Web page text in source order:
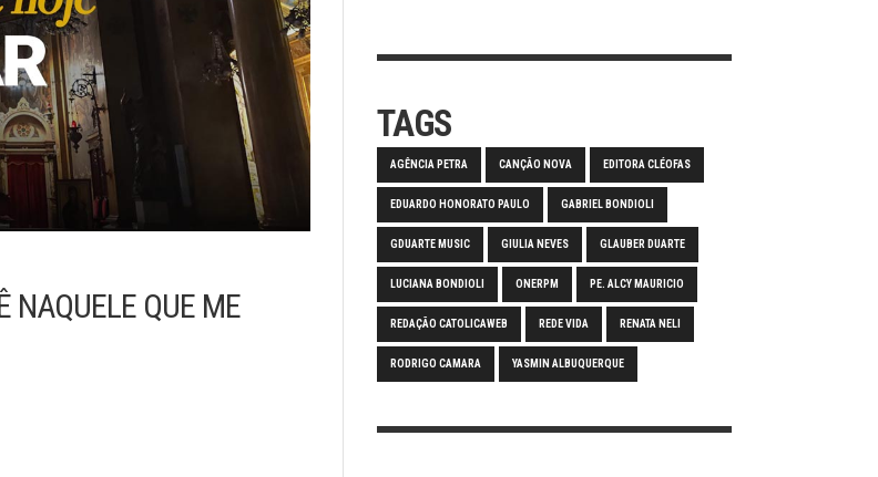
NAQUELE QUE ME
TAGS
AGÊNCIA PETRA CANÇÃO NOVA EDITORA CLÉOFAS
EDUARDO HONORATO PAULO GABRIEL BONDIOLI
GDUARTE MUSIC GIULIA NEVES GLAUBER DUARTE
LUCIANA BONDIOLI ONERPM PE. ALCY MAURICIO
REDAÇÃO CATOLICAWEB REDE VIDA RENATA NELI
RODRIGO CAMARA YASMIN ALBUQUERQUE